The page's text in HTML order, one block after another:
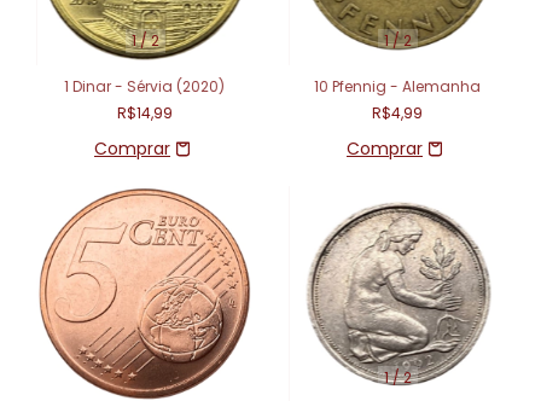
1/2
1 Dinar - Sérvia (2020)
R$14,99
1/2
10 Pfennig - Alemanha
R$4,99
1/2